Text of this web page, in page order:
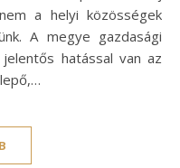
a helyi közösségek
A megye gazdasági
hatással van az